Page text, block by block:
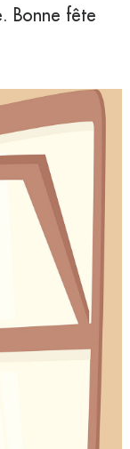
Bonne fête